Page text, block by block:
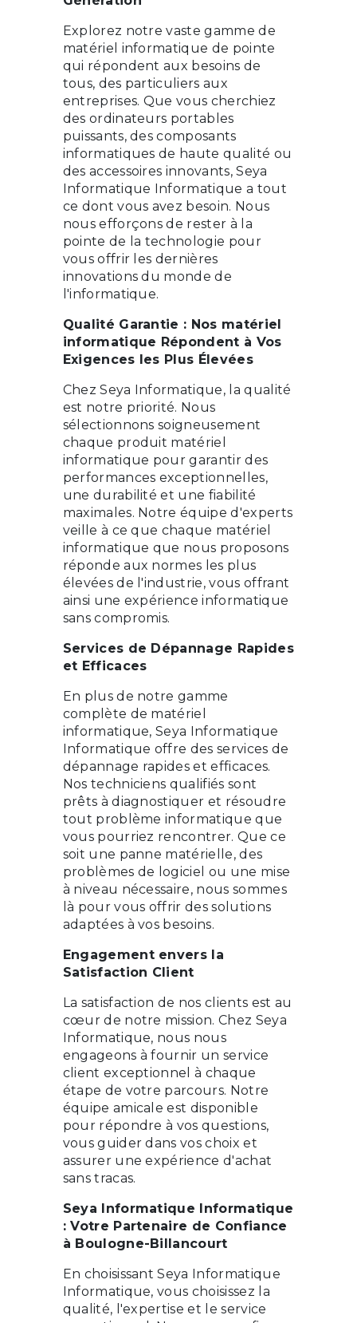
Explorez notre vaste gamme de
matériel informatique de pointe
qui répondent aux besoins de
tous, des particuliers aux
entreprises. Que vous cherchiez
des ordinateurs portables
puissants, des composants
informatiques de haute qualité ou
des accessoires innovants, Seya
Informatique Informatique a tout
ce dont vous avez besoin. Nous
nous efforçons de rester à la
pointe de la technologie pour
vous offrir les dernières
innovations du monde de
l'informatique.
Qualité Garantie : Nos matériel
informatique Répondent à Vos
Exigences les Plus Élevées
Chez Seya Informatique, la qualité
est notre priorité. Nous
sélectionnons soigneusement
chaque produit matériel
informatique pour garantir des
performances exceptionnelles,
une durabilité et une fiabilité
maximales. Notre équipe d'experts
veille à ce que chaque matériel
informatique que nous proposons
réponde aux normes les plus
élevées de l'industrie, vous offrant
ainsi une expérience informatique
sans compromis.
Services de Dépannage Rapides
et Efficaces
En plus de notre gamme
complète de matériel
informatique, Seya Informatique
Informatique offre des services de
dépannage rapides et efficaces.
Nos techniciens qualifiés sont
prêts à diagnostiquer et résoudre
tout problème informatique que
vous pourriez rencontrer. Que ce
soit une panne matérielle, des
problèmes de logiciel ou une mise
à niveau nécessaire, nous sommes
là pour vous offrir des solutions
adaptées à vos besoins.
Engagement envers la
Satisfaction Client
La satisfaction de nos clients est au
cœur de notre mission. Chez Seya
Informatique, nous nous
engageons à fournir un service
client exceptionnel à chaque
étape de votre parcours. Notre
équipe amicale est disponible
pour répondre à vos questions,
vous guider dans vos choix et
assurer une expérience d'achat
sans tracas.
Seya Informatique Informatique
: Votre Partenaire de Confiance
à Boulogne-Billancourt
En choisissant Seya Informatique
Informatique, vous choisissez la
qualité, l'expertise et le service